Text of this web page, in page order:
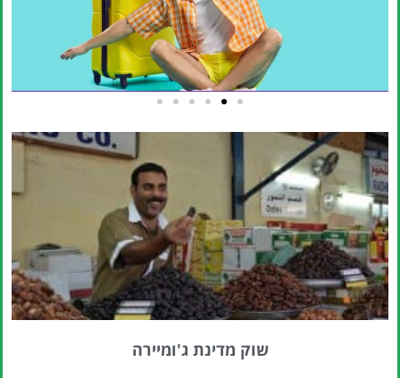
מציאת
טיסה זולה?
לחצו
פה!
שוק מדינת ג'ומיירה